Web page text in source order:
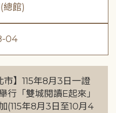
總館)
04
市】115年8月3日一證
行「雙城閱讀E起來」
(115年8月3日至10月4